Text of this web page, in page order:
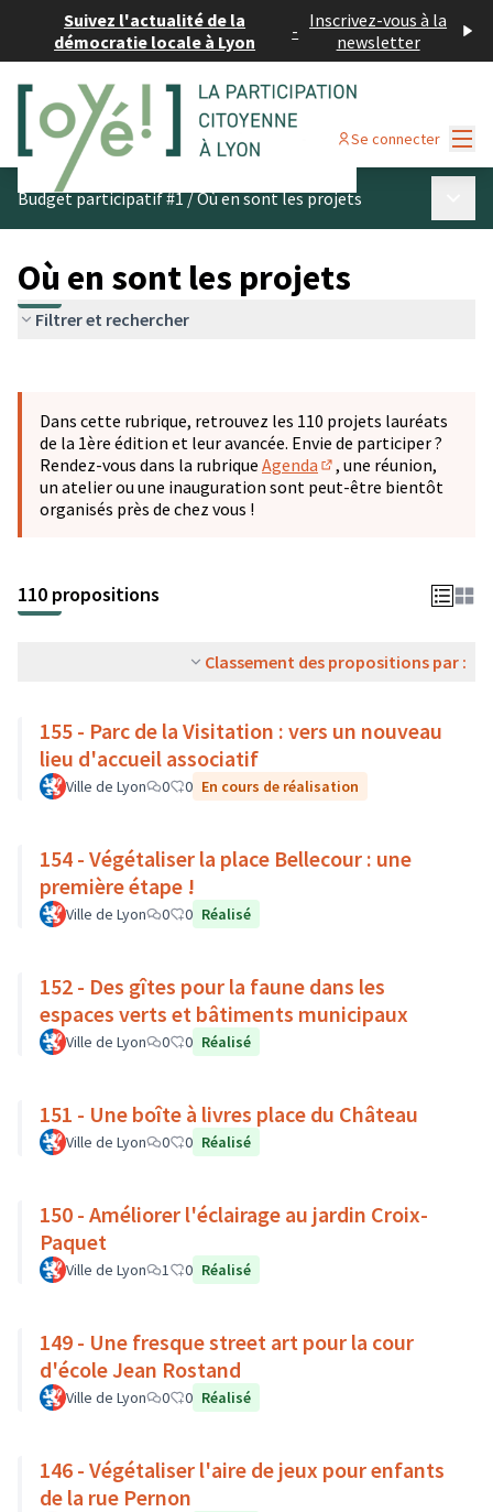
Suivez l'actualité de la
démocratie locale à Lyon
- Inscrivez-vous à la
newsletter
Se connecter
Budget participatif #1/Où en sont les projets
Où en sont les projets
Filtrer et rechercher
−
Dans cette rubrique, retrouvez les 110 projets lauréats
de la 1ère édition et leur avancée. Envie de participer ?
Rendez-vous dans la rubrique Agenda
(S'ouvre dans un
, une réunion,
un atelier ou une inauguration sont peut-être bientôt
organisés près de chez vous !
110 propositions
Classement des propositions par :
155 - Parc de la Visitation : vers un nouveau
lieu d'accueil associatif
Ville de Lyon 0 0 En cours de réalisation
154 - Végétaliser la place Bellecour : une
première étape !
Ville de Lyon 0 0 Réalisé
152 - Des gîtes pour la faune dans les
espaces verts et bâtiments municipaux
Ville de Lyon 0 0 Réalisé
151 - Une boîte à livres place du Château
Ville de Lyon 0 0 Réalisé
150 - Améliorer l'éclairage au jardin Croix-
Paquet
Ville de Lyon 1 0 Réalisé
149 - Une fresque street art pour la cour
d'école Jean Rostand
Ville de Lyon 0 0 Réalisé
146 - Végétaliser l'aire de jeux pour enfants
de la rue Pernon